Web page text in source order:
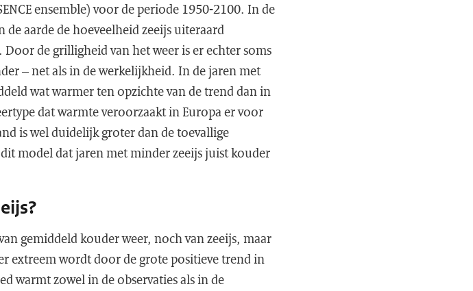
ensemble) voor de periode 1950-2100. In de
aarde de hoeveelheid zeeijs uiteraard
de grilligheid van het weer is er echter soms
– net als in de werkelijkheid. In de jaren met
wat warmer ten opzichte van de trend dan in
dat warmte veroorzaakt in Europa er voor
is wel duidelijk groter dan de toevallige
model dat jaren met minder zeeijs juist kouder
gemiddeld kouder weer, noch van zeeijs, maar
extreem wordt door de grote positieve trend in
warmt zowel in de observaties als in de